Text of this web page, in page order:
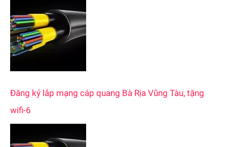
r
:
Đăng ký lắp mạng cáp quang Bà Rịa Vũng Tàu, tặng
wifi-6